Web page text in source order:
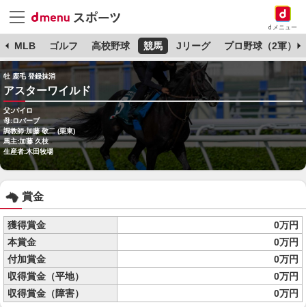
dメニュー
MLB ゴルフ 高校野球 競馬 Jリーグ プロ野球（2軍）
牡 鹿毛 登録抹消
アスターワイルド
父:パイロ
母:ロバーブ
調教師:加藤 敬二 (栗東)
馬主:加藤 久枝
生産者:木田牧場
賞金
獲得賞金
0万円
本賞金
0万円
付加賞金
0万円
収得賞金（平地）
0万円
収得賞金（障害）
0万円